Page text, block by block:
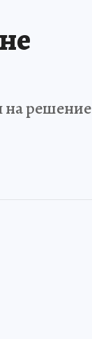
на решение